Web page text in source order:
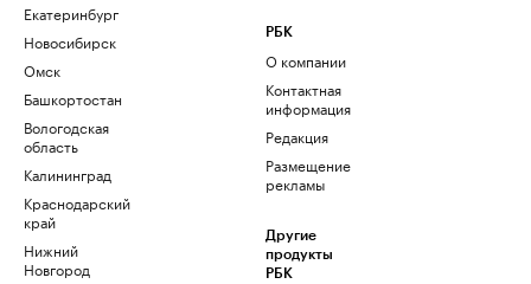
Екатеринбург
Новосибирск
Омск
Башкортостан
Вологодская
область
Калининград
Краснодарский
край
Нижний
Новгород
РБК
О компании
Контактная
информация
Редакция
Размещение
рекламы
Другие
продукты
РБК